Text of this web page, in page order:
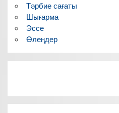
Тәрбие сағаты
Шығарма
Эссе
Өлеңдер